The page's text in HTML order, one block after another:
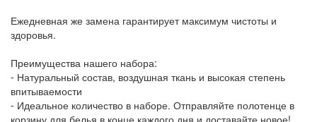
Ежедневная же замена гарантирует максимум чистоты и
здоровья.
Преимущества нашего набора:
⁃ Натуральный состав, воздушная ткань и высокая степень
впитываемости
⁃ Идеальное количество в наборе. Отправляйте полотенце в
корзину для белья в конце каждого дня и доставайте новое!